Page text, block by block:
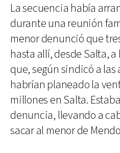
La secuencia había
durante una reunión
menor denunció que
hasta allí, desde Salta,
que, según sindicó a
habrían planeado la
millones en Salta.
denuncia, llevando a
sacar al menor de